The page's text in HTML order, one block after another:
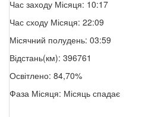
Час заходу Місяця: 10:17
Час сходу Місяця: 22:09
Місячний полудень: 03:59
Відстань(км): 396761
Освітлено: 84,70%
Фаза Місяця: Місяць спадає